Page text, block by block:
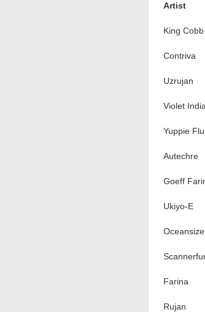
Artist
King
Contriva
Uzrujan
Violet
Yuppie Flu
Autechre
Goeff
Ukiyo-E
Oceansize
Farina
Rujan